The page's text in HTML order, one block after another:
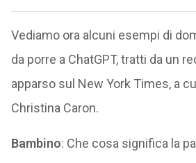
Vediamo ora alcuni esempi di
da porre a ChatGPT, tratti da un
apparso sul New York Times, a
Christina Caron.
Bambino: Che cosa significa la